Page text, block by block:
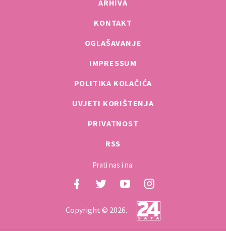
ARHIVA
KONTAKT
OGLAŠAVANJE
IMPRESSUM
POLITIKA KOLAČIĆA
UVJETI KORIŠTENJA
PRIVATNOST
RSS
Prati nas i na:
Copyright © 2026.